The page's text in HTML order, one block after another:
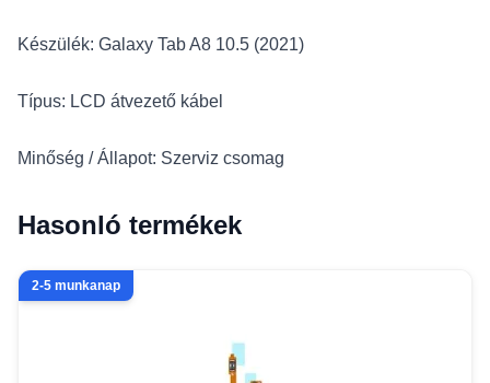
Készülék: Galaxy Tab A8 10.5 (2021)
Típus: LCD átvezető kábel
Minőség / Állapot: Szerviz csomag
Hasonló termékek
2-5 munkanap